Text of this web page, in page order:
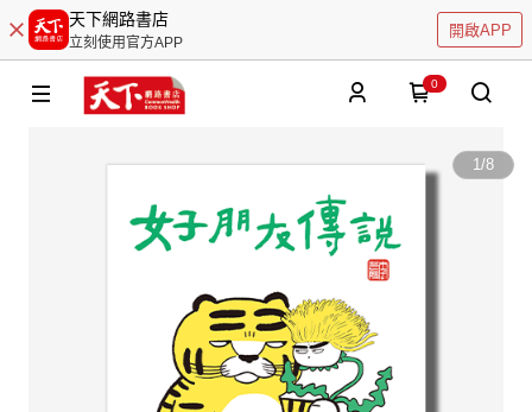
天下網路書店
立刻使用官方APP
開啟APP
0
1/8